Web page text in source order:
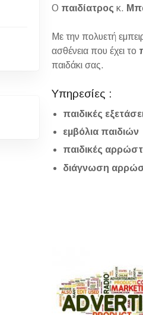
Ο παιδίατρος κ.
Με την πολυετή
ασθένεια που έχει το
παιδάκι σας.
Υπηρεσίες :
παιδικές
εμβόλια παιδιών
παιδικές
διάγνωση